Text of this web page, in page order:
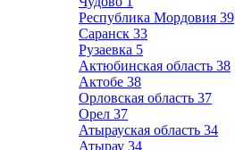
Республика Мордовия 39
Саранск 33
Рузаевка 5
Актюбинская область 38
Актобе 38
Орловская область 37
Орел 37
Атырауская область 34
Атырау 34